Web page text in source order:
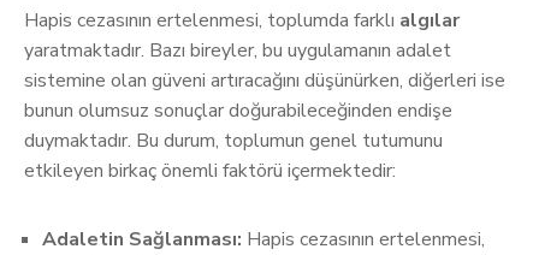
Hapis cezasının ertelenmesi, toplumda farklı algılar
yaratmaktadır. Bazı bireyler, bu uygulamanın adalet
sistemine olan güveni artıracağını düşünürken, diğerleri ise
bunun olumsuz sonuçlar doğurabileceğinden endişe
duymaktadır. Bu durum, toplumun genel tutumunu
etkileyen birkaç önemli faktörü içermektedir:
Adaletin Sağlanması: Hapis cezasının ertelenmesi,